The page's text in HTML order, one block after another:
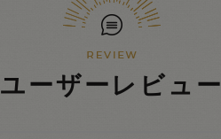
ユーザーレビュー